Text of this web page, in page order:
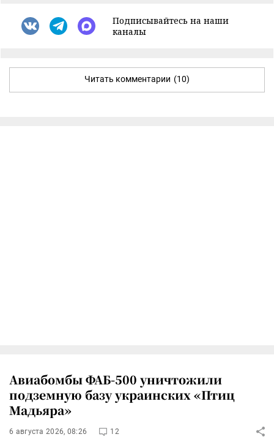
Подписывайтесь на наши
каналы
Читать комментарии (10)
Авиабомбы ФАБ-500 уничтожили
подземную базу украинских «Птиц
Мадьяра»
6 августа 2026, 08:26 12